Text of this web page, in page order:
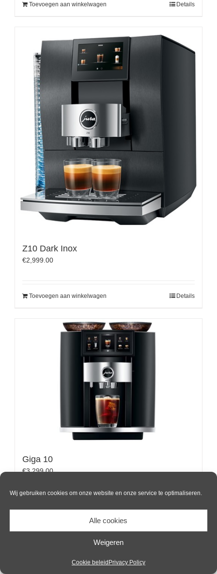
Wij gebruiken cookies om onze website en onze service te optimaliseren.
Alle cookies
Weigeren
Cookie beleid Privacy Policy
Toevoegen aan winkelwagen Details
Z10 Dark Inox
€2,999.00
Toevoegen aan winkelwagen Details
Giga 10
€3,299.00